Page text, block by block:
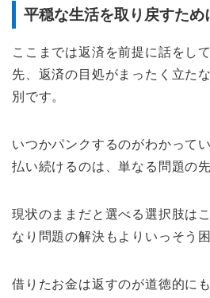
平穏な生活を取り戻すため
ここまでは返済を前提に話をし
先、返済の目処がまったく立た
別です。
いつかパンクするのがわかって
払い続けるのは、単なる問題の
現状のままだと選べる選択肢は
なり問題の解決もよりいっそう
借りたお金は返すのが道徳的に